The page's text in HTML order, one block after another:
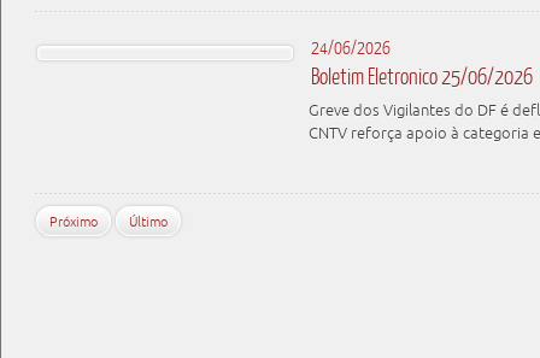
24/06/2026
Boletim Eletronico 25/06/2026
Greve dos Vigilantes do DF é
CNTV reforça apoio à categoria
Próximo Último